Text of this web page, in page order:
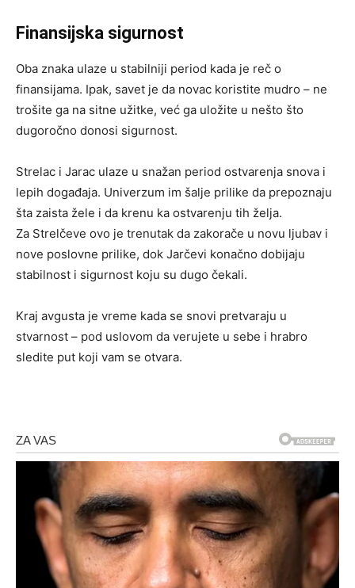
Finansijska sigurnost
Oba znaka ulaze u stabilniji period kada je reč o
finansijama. Ipak, savet je da novac koristite mudro – ne
trošite ga na sitne užitke, već ga uložite u nešto što
dugoročno donosi sigurnost.
Strelac i Jarac ulaze u snažan period ostvarenja snova i
lepih događaja. Univerzum im šalje prilike da prepoznaju
šta zaista žele i da krenu ka ostvarenju tih želja.
Za Strelčeve ovo je trenutak da zakorače u novu ljubav i
nove poslovne prilike, dok Jarčevi konačno dobijaju
stabilnost i sigurnost koju su dugo čekali.
Kraj avgusta je vreme kada se snovi pretvaraju u
stvarnost – pod uslovom da verujete u sebe i hrabro
sledite put koji vam se otvara.